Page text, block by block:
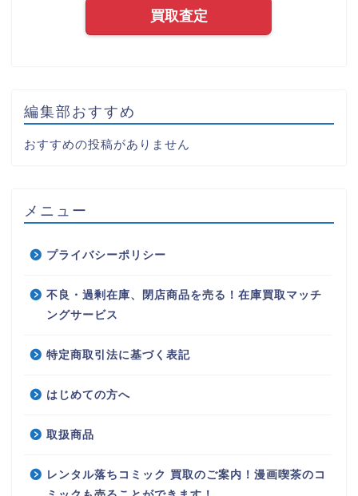
買取査定
編集部おすすめ
おすすめの投稿がありません
メニュー
プライバシーポリシー
不良・過剰在庫、閉店商品を売る！在庫買取マッチ
ングサービス
特定商取引法に基づく表記
はじめての方へ
取扱商品
レンタル落ちコミック 買取のご案内！漫画喫茶のコ